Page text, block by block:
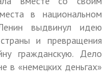
в национальном
выдвинул идею
и превращения
гражданскую. Дело
в «немецких деньгах»